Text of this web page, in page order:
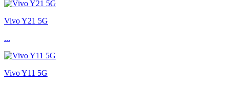
Vivo Y21 5G
...
Vivo Y11 5G